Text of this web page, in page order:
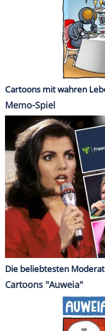
Cartoons mit wahren
Memo-Spiel
Die beliebtesten
Cartoons "Auweia"